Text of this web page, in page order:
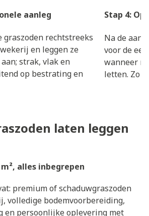
aanleg
graszoden rechtstreeks
en leggen ze
strak, vlak en
op bestrating en
Stap 4:
Na de
voor de
wanneer
letten. Zo
laten leggen
alles inbegrepen
premium of schaduwgraszoden
volledige bodemvoorbereiding,
en persoonlijke oplevering met